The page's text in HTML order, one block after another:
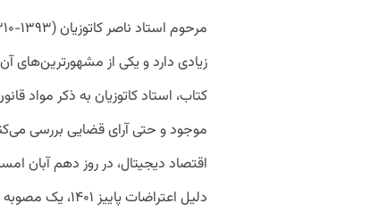
زیادی دارد و یکی از مشهورترین‌های
کتاب، استاد کاتوزیان به ذکر مواد
موجود و حتی آرای قضایی بررسی
اقتصاد دیجیتال، در روز دهم آبان
دلیل اعتراضات